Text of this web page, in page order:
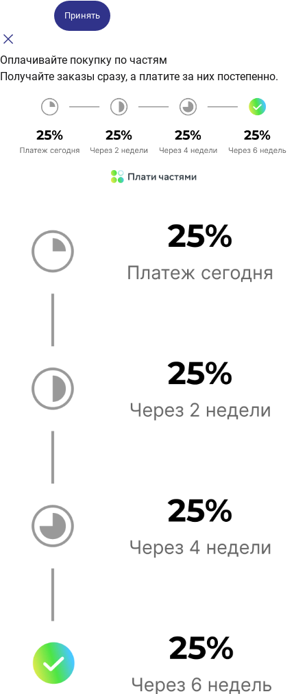
Принять
Оплачивайте покупку по частям
Получайте заказы сразу, а платите за них постепенно.